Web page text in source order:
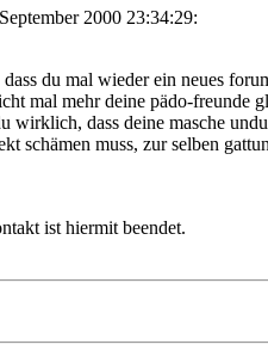
2000 23:34:29:
du mal wieder ein neues
mal mehr deine pädo-freunde
dass deine masche
schämen muss, zur selben
ist hiermit beendet.